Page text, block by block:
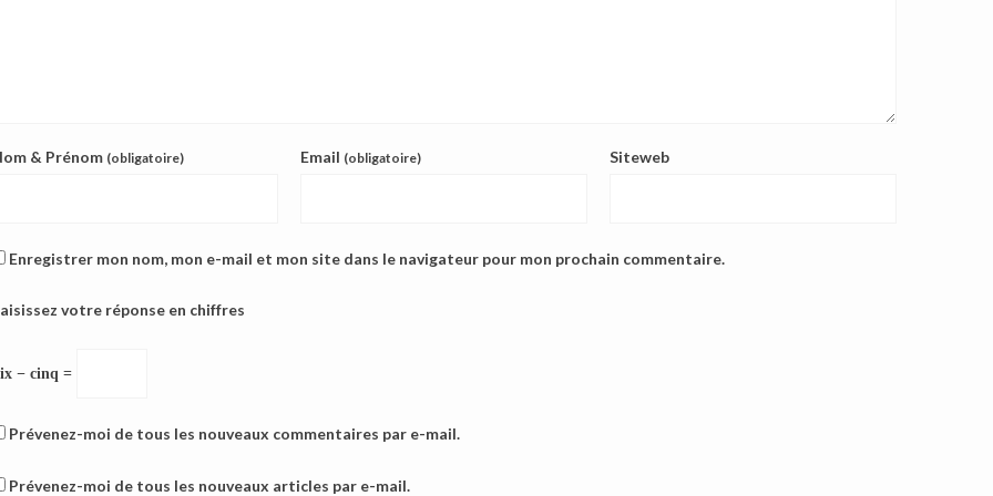
& Prénom (obligatoire) Email (obligatoire) Siteweb
Enregistrer mon nom, mon e-mail et mon site dans le navigateur pour mon prochain commentaire.
votre réponse en chiffres
− cinq =
Prévenez-moi de tous les nouveaux commentaires par e-mail.
Prévenez-moi de tous les nouveaux articles par e-mail.